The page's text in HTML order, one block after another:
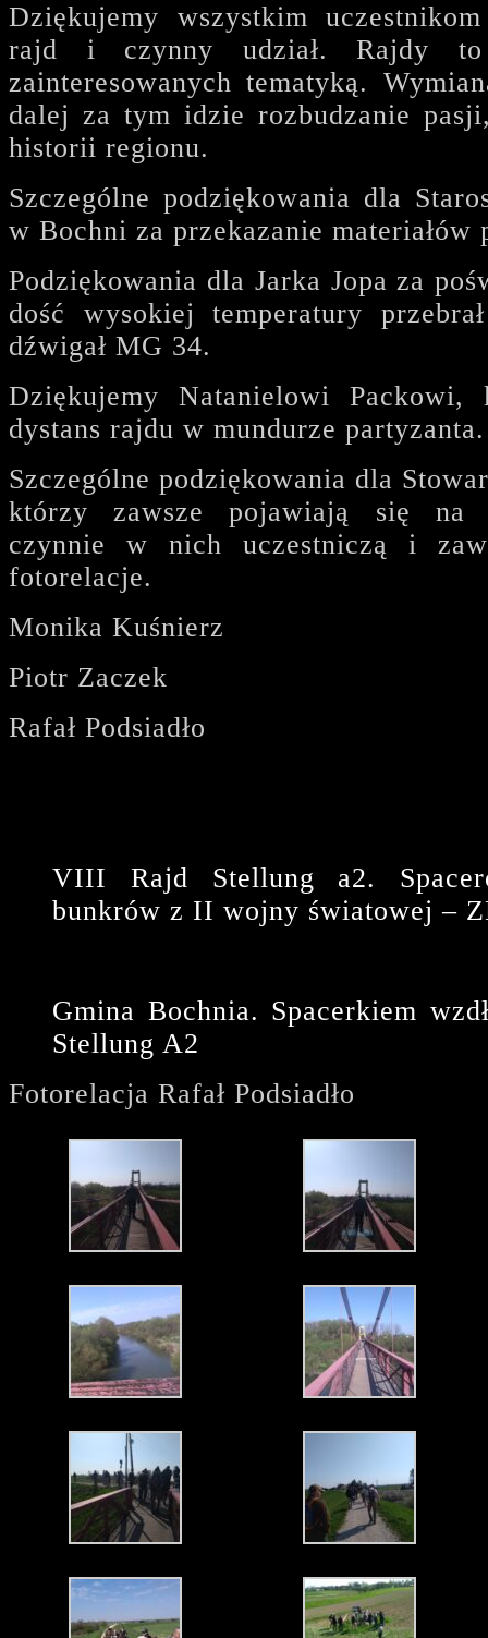
Dziękujemy wszystkim
rajd i czynny udział. Rajdy to
zainteresowanych tematyką.
dalej za tym idzie rozbudzanie
historii regionu.
Szczególne podziękowania dla
w Bochni za przekazanie materiałów
Podziękowania dla Jarka Jopa za
dość wysokiej temperatury
dźwigał MG 34.
Dziękujemy Natanielowi Packowi,
dystans rajdu w mundurze partyzanta.
Szczególne podziękowania dla
którzy zawsze pojawiają się na
czynnie w nich uczestniczą i
fotorelacje.
Monika Kuśnierz
Piotr Zaczek
Rafał Podsiadło
VIII Rajd Stellung a2.
bunkrów z II wojny światowej –
Gmina Bochnia. Spacerkiem
Stellung A2
Fotorelacja Rafał Podsiadło